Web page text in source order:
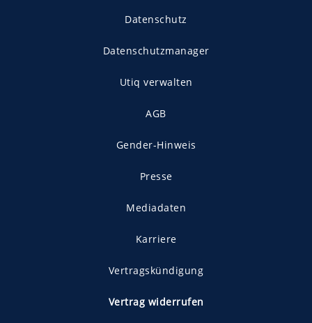
Datenschutz
Datenschutzmanager
Utiq verwalten
AGB
Gender-Hinweis
Presse
Mediadaten
Karriere
Vertragskündigung
Vertrag widerrufen